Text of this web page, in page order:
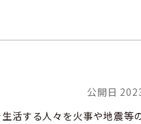
公開日
活する人々を火事や地震等